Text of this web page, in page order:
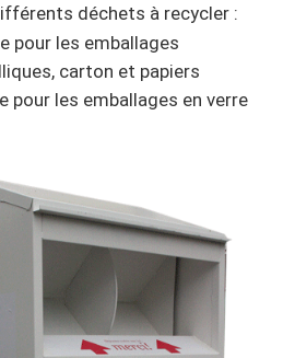
déchets à recycler :
pour les emballages
carton et papiers
pour les emballages en verre